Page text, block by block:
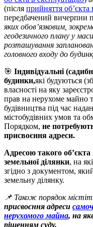
(після прийняття об’єкта
передбачений вичерпни
яких обов’язковим,
геодезичного плану у
розташування
головного входу до
🎯 Індивідуальні
будинки,які будуються
власності на яку
прав на нерухоме майно
будівництва під час
містобудівних умов та
Порядком, не
присвоєння адреси.
Адресою такого
земельної ділянки, на
згідно з документом,
земельну ділянку.
📌 Також порядок
присвоєння адреси
нерухомого майна, на
рішенням суду.